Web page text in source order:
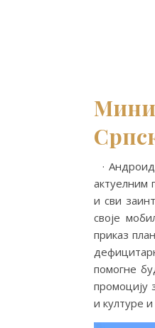
·
актуелним
и сви
своје
приказ
помогне
промоцију
и културе